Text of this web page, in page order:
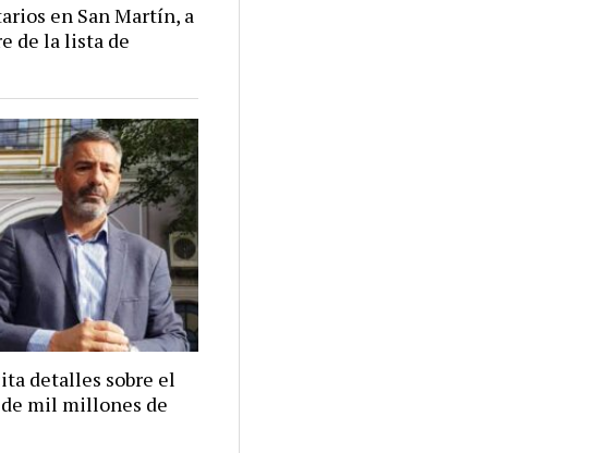
en San Martín, a
de la lista de
detalles sobre el
mil millones de